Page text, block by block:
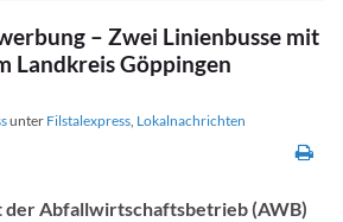
– Zwei Linienbusse mit
Landkreis Göppingen
unter Filstalexpress, Lokalnachrichten
der Abfallwirtschaftsbetrieb (AWB)